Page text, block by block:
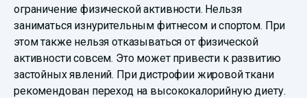
ограничение физической активности. Нельзя
заниматься изнурительным фитнесом и спортом. При
этом также нельзя отказываться от физической
активности совсем. Это может привести к развитию
застойных явлений. При дистрофии жировой ткани
рекомендован переход на высококалорийную диету.